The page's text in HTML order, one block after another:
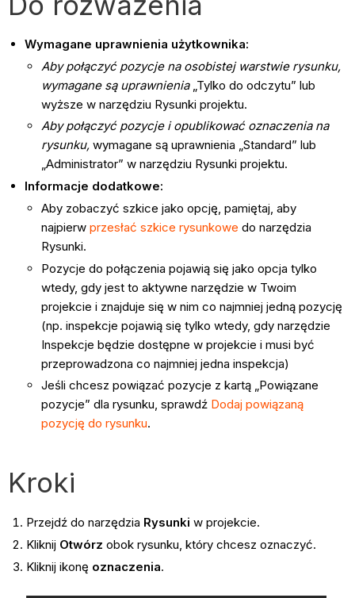
Wymagane uprawnienia użytkownika:
Aby połączyć pozycje na osobistej warstwie rysunku,
wymagane są uprawnienia „Tylko do odczytu” lub
wyższe w narzędziu Rysunki projektu.
Aby połączyć pozycje i opublikować oznaczenia na
rysunku, wymagane są uprawnienia „Standard” lub
„Administrator” w narzędziu Rysunki projektu.
Informacje dodatkowe:
Aby zobaczyć szkice jako opcję, pamiętaj, aby
najpierwprzesłać szkice rysunkowe do narzędzia
Rysunki.
Pozycje do połączenia pojawią się jako opcja tylko
wtedy, gdy jest to aktywne narzędzie w Twoim
projekcie i znajduje się w nim co najmniej jedną pozycję
(np. inspekcje pojawią się tylko wtedy, gdy narzędzie
Inspekcje będzie dostępne w projekcie i musi być
przeprowadzona co najmniej jedna inspekcja)
Jeśli chcesz powiązać pozycje z kartą „Powiązane
pozycje” dla rysunku, sprawdź Dodaj powiązaną
pozycję do rysunku.
Kroki
Przejdź do narzędzia Rysunki w projekcie.
Kliknij Otwórz obok rysunku, który chcesz oznaczyć.
Kliknij ikonę oznaczenia.